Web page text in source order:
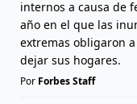
internos a causa de
año en el que las
extremas obligaron
dejar sus hogares.
Por Forbes Staff